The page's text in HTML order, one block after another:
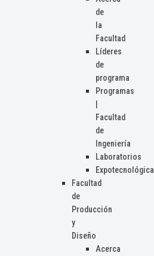
de
la
Facultad
Líderes
de
programa
Programas
Facultad
de
Ingeniería
Laboratorios
Expotecnológica
Facultad
de
Producción
y
Diseño
Acerca